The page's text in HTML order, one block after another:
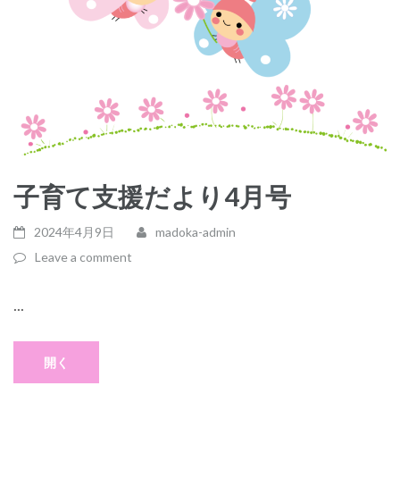
子育て支援だより4月号
2024年4月9日
madoka-admin
Leave a comment
...
開く